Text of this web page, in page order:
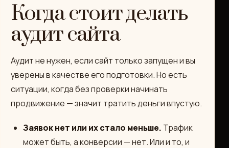
Когда стоит делать
аудит сайта
Аудит не нужен, если сайт только запущен и вы
уверены в качестве его подготовки. Но есть
ситуации, когда без проверки начинать
продвижение — значит тратить деньги впустую.
Заявок нет или их стало меньше. Трафик
может быть, а конверсии — нет. Или и то, и